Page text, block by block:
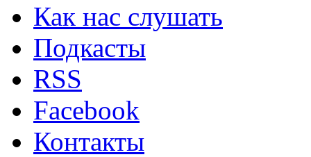
Как нас слушать
Подкасты
RSS
Facebook
Контакты